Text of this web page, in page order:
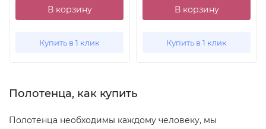
В корзину
Купить в 1 клик
В корзину
Купить в 1 клик
Полотенца, как купить
Полотенца необходимы каждому человеку, мы